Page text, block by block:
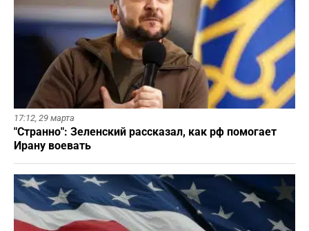
17:12, 29 марта
"Странно": Зеленский рассказал, как рф помогает
Ирану воевать